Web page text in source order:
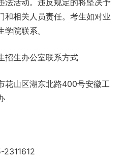
法活动。违反规定的将坚决予
和相关人员责任。考生如对业
院联系。
招生办公室联系方式
花山区湖东北路400号安徽工
2311612